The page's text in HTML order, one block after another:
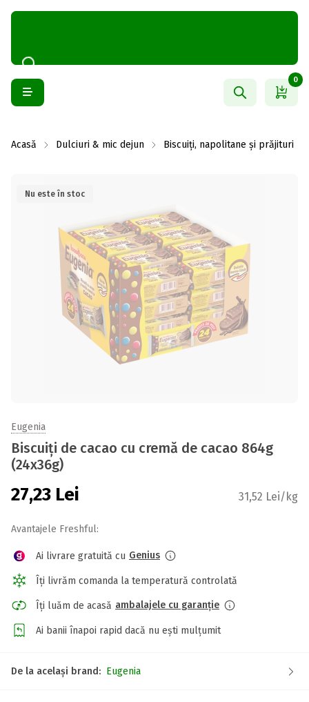
0
Acasă Dulciuri & mic dejun Biscuiți, napolitane și prăjituri
Nu este în stoc
Eugenia
Biscuiți de cacao cu cremă de cacao 864g
(24x36g)
27,23 Lei 31,52 Lei/kg
Avantajele Freshful:
Ai livrare gratuită cu Genius
Îți livrăm comanda la temperatură controlată
Îți luăm de acasă ambalajele cu garanție
Ai banii înapoi rapid dacă nu ești mulțumit
De la același brand: Eugenia